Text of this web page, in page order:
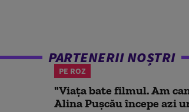
PARTENERII NOȘTRI
PE ROZ
"Viața bate filmul. Am
Alina Pușcău începe azi